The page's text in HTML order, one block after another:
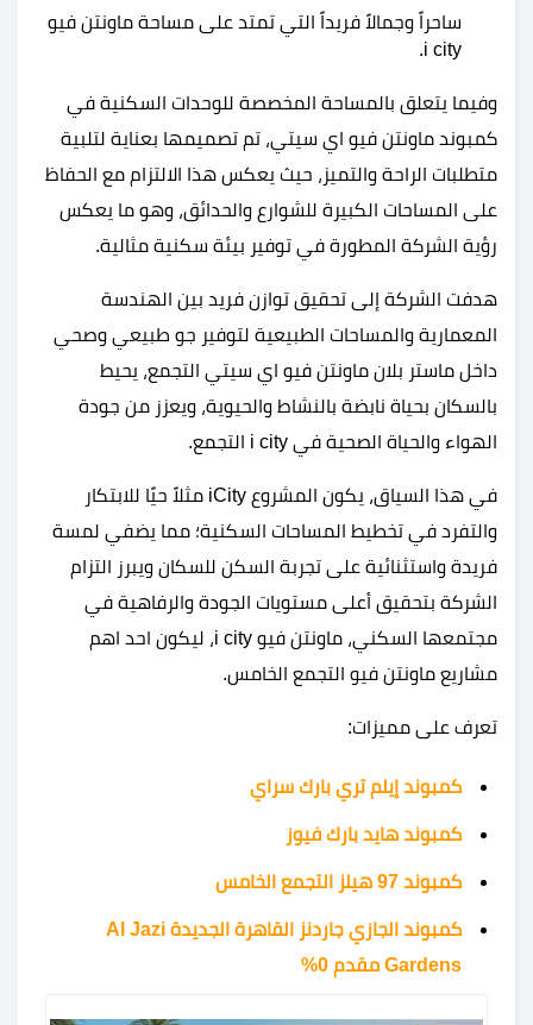
ساحراً وجمالاً فريداً التي تمتد على مساحة ماونتن فيو
i city.
وفيما يتعلق بالمساحة المخصصة للوحدات السكنية في
كمبوند ماونتن فيو اي سيتي، تم تصميمها بعناية لتلبية
متطلبات الراحة والتميز، حيث يعكس هذا الالتزام مع الحفاظ
على المساحات الكبيرة للشوارع والحدائق، وهو ما يعكس
رؤية الشركة المطورة في توفير بيئة سكنية مثالية.
هدفت الشركة إلى تحقيق توازن فريد بين الهندسة
المعمارية والمساحات الطبيعية لتوفير جو طبيعي وصحي
داخل ماستر بلان ماونتن فيو اي سيتي التجمع، يحيط
بالسكان بحياة نابضة بالنشاط والحيوية، ويعزز من جودة
الهواء والحياة الصحية في i city التجمع.
في هذا السياق، يكون المشروع iCity مثلاً حيًا للابتكار
والتفرد في تخطيط المساحات السكنية؛ مما يضفي لمسة
فريدة واستثنائية على تجربة السكن للسكان ويبرز التزام
الشركة بتحقيق أعلى مستويات الجودة والرفاهية في
مجتمعها السكني، ماونتن فيو i city، ليكون احد اهم
مشاريع ماونتن فيو التجمع الخامس.
تعرف على مميزات:
كمبوند إيلم تري بارك سراي
كمبوند هايد بارك فيوز
كمبوند 97 هيلز التجمع الخامس
كمبوند الجازي جاردنز القاهرة الجديدة Al Jazi
Gardens مقدم 0%